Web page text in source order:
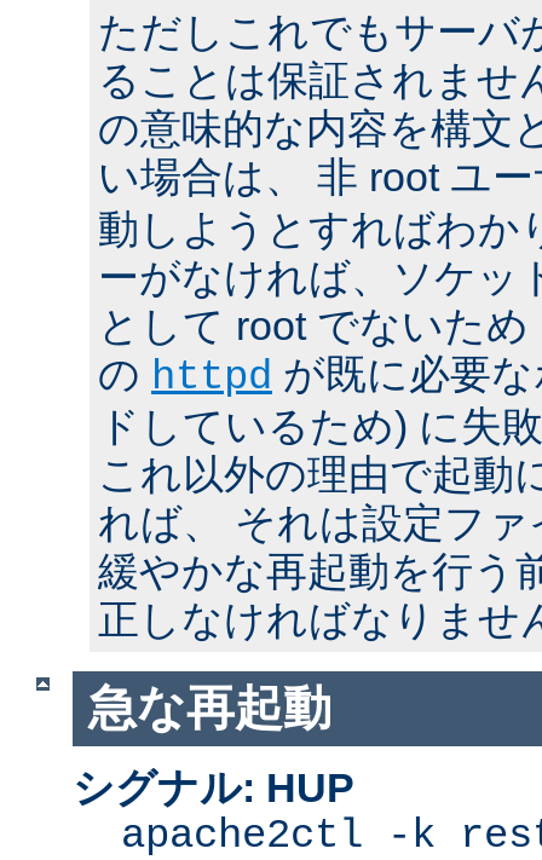
ただしこれでもサーバ
ることは保証されませ
の意味的な内容を構文
い場合は、 非 root ユ
動しようとすればわか
ーがなければ、ソケッ
として root でないた
の httpd が既に必要
ドしているため) に失
これ以外の理由で起動
れば、 それは設定フ
緩やかな再起動を行う
正しなければなりませ
急な再起動
シグナル: HUP
apache2ctl -k